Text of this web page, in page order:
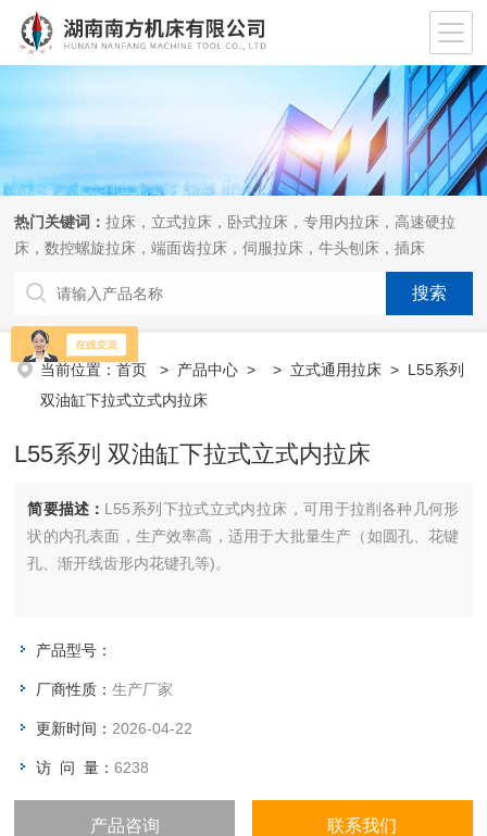
热门关键词：拉床，立式拉床，卧式拉床，专用内拉床，高速硬拉
床，数控螺旋拉床，端面齿拉床，伺服拉床，牛头刨床，插床
当前位置：首页 > 产品中心 > > 立式通用拉床 > L55系列
双油缸下拉式立式内拉床
L55系列 双油缸下拉式立式内拉床
简要描述： L55系列下拉式立式内拉床，可用于拉削各种几何形
状的内孔表面，生产效率高，适用于大批量生产（如圆孔、花键
孔、渐开线齿形内花键孔等)。
产品型号：
厂商性质：生产厂家
更新时间： 2026-04-22
访 问 量：6238
产品咨询 联系我们